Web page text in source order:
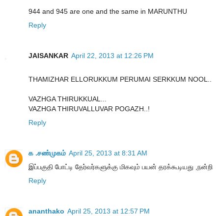
944 and 945 are one and the same in MARUNTHU
Reply
JAISANKAR April 22, 2013 at 12:26 PM
THAMIZHAR ELLORUKKUM PERUMAI SERKKUM NOOL..
VAZHGA THIRUKKUAL...
VAZHGA THIRUVALLUVAR POGAZH..!
Reply
க .சண்முகம் April 25, 2013 at 8:31 AM
இப்பகுதி போட்டி தேர்வர்களுக்கு மிகவும் பயன் தரக்கூடியது ,நன்றி
Reply
ananthako April 25, 2013 at 12:57 PM